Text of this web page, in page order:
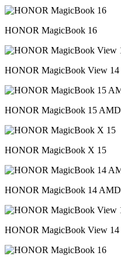
HONOR MagicBook 16
HONOR MagicBook View 14
HONOR MagicBook 15 AMD
HONOR MagicBook X 15
HONOR MagicBook 14 AMD
HONOR MagicBook View 14